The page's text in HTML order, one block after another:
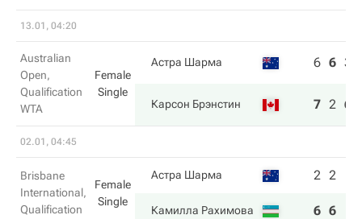
13.01, 04:20
Australian
Open,
Qualification
WTA
Female
Single
Астра Шарма 6 6 3
Карсон Брэнстин 7 2 6
02.01, 04:45
Brisbane
International,
Qualification
Female
Single
Астра Шарма 2 2
Камилла Рахимова 6 6